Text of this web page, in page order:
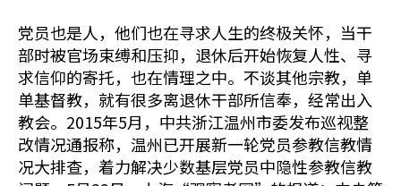
党员也是人，他们也在寻求人生的终极关怀，当干
部时被官场束缚和压抑，退休后开始恢复人性、寻
求信仰的寄托，也在情理之中。不谈其他宗教，单
单基督教，就有很多离退休干部所信奉，经常出入
教会。2015年5月，中共浙江温州市委发布巡视整
改情况通报称，温州已开展新一轮党员参教信教情
况大排查，着力解决少数基层党员中隐性参教信教